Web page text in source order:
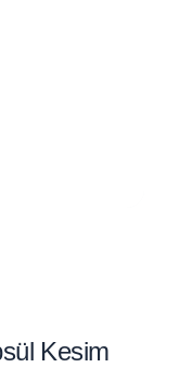
Kesim